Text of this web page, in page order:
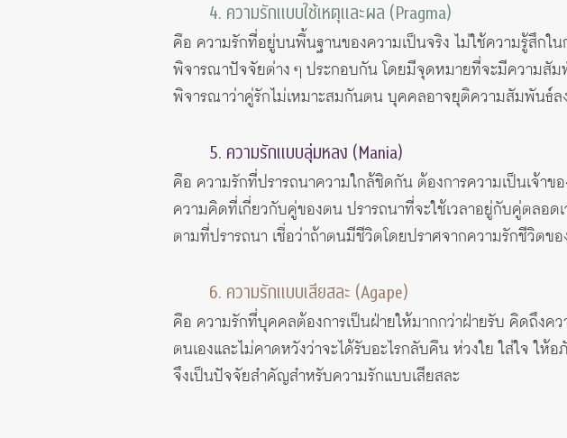
4. ความรักแบบใช้เหตุและผล (Pragma)
คือ ความรักที่อยู่บนพื้นฐานของความเป็นจริง ไม่ใช้ความรู้สึก
พิจารณาปัจจัยต่าง ๆ ประกอบกัน โดยมีจุดหมายที่จะมีความสัม
พิจารณาว่าคู่รักไม่เหมาะสมกันตน บุคคลอาจยุติความสัมพันธ์ล
5. ความรักแบบลุ่มหลง (Mania)
คือ ความรักที่ปรารถนาความใกล้ชิดกัน ต้องการความเป็นเจ้า
ความคิดที่เกี่ยวกับคู่ของตน ปรารถนาที่จะใช้เวลาอยู่กับคู่ตลอ
ตามที่ปรารถนา เชื่อว่าถ้าตนมีชีวิตโดยปราศจากความรักชีวิตข
6. ความรักแบบเสียสละ (Agape)
คือ ความรักที่บุคคลต้องการเป็นฝ่ายให้มากกว่าฝ่ายรับ คิดถึงค
ตนเองและไม่คาดหวังว่าจะได้รับอะไรกลับคืน ห่วงใย ใส่ใจ ให้
จึงเป็นปัจจัยสำคัญสำหรับความรักแบบเสียสละ